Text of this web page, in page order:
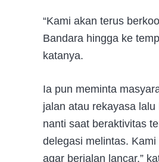
“Kami akan terus
Bandara hingga ke
katanya.
Ia pun meminta
jalan atau rekayasa
nanti saat beraktivitas
delegasi melintas.
agar berjalan lancar,”